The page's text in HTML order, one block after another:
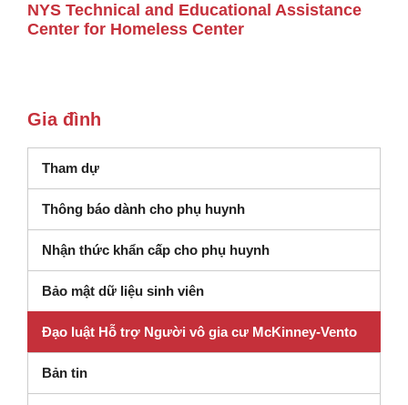
NYS Technical and Educational Assistance
Center for Homeless Center
Gia đình
Tham dự
Thông báo dành cho phụ huynh
Nhận thức khẩn cấp cho phụ huynh
Bảo mật dữ liệu sinh viên
Đạo luật Hỗ trợ Người vô gia cư McKinney-Vento
Bản tin